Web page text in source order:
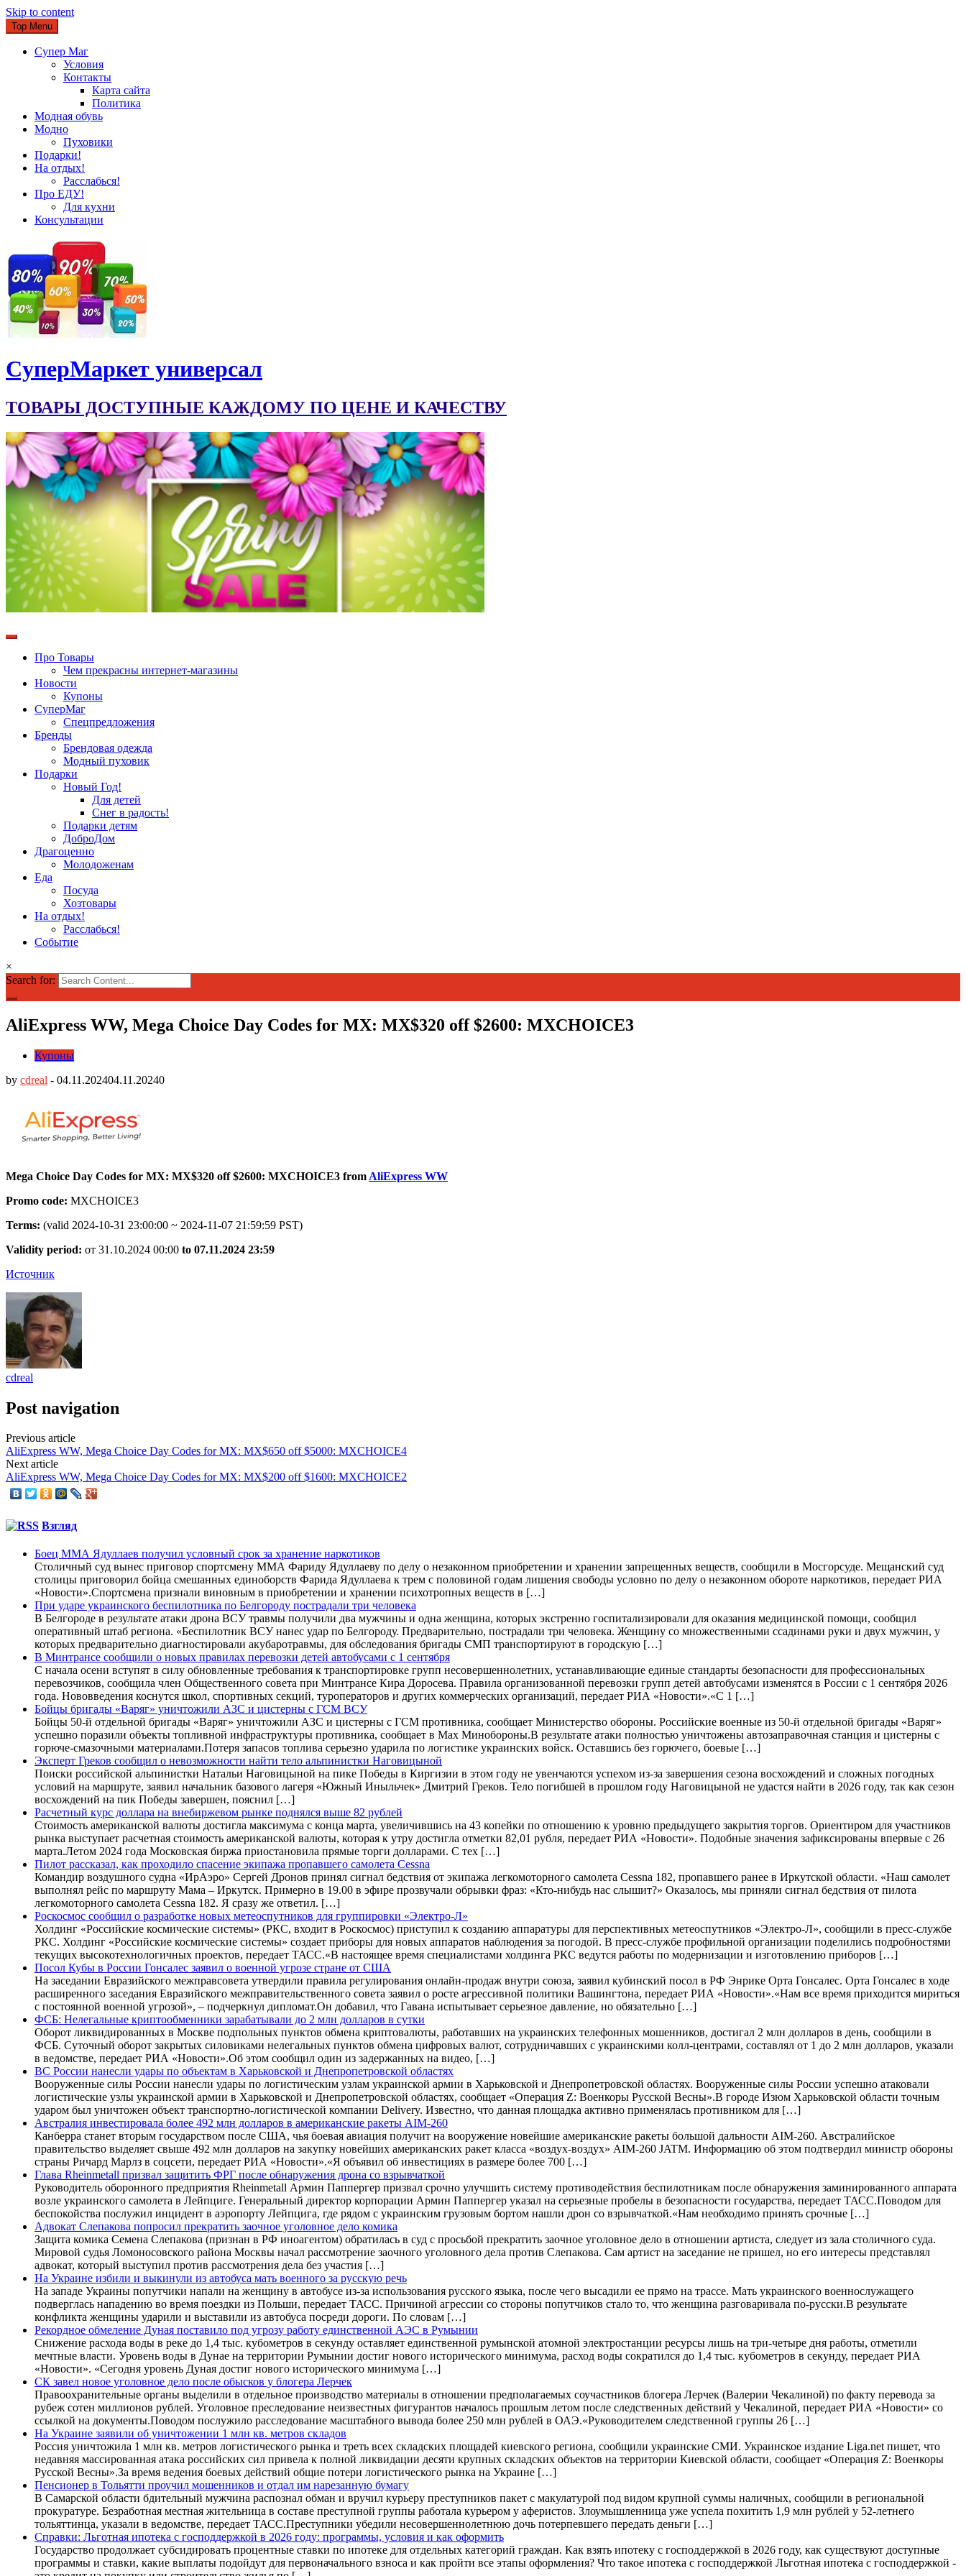
Skip to content
Top Menu
Супер Маг
Условия
Контакты
Карта сайта
Политика
Модная обувь
Модно
Пуховики
Подарки!
На отдых!
Расслабься!
Про ЕДУ!
Для кухни
Консультации
CуперМаркет универсал
ТОВАРЫ ДОСТУПНЫЕ КАЖДОМУ ПО ЦЕНЕ И КАЧЕСТВУ
Про Товары
Чем прекрасны интернет-магазины
Новости
Купоны
СуперМаг
Спецпредложения
Бренды
Брендовая одежда
Модный пуховик
Подарки
Новый Год!
Для детей
Снег в радость!
Подарки детям
ДоброДом
Драгоценно
Молодоженам
Еда
Посуда
Хозтовары
На отдых!
Расслабься!
Событие
×
Search for:
AliExpress WW, Mega Choice Day Codes for MX: MX$320 off $2600: MXCHOICE3
Купоны
by cdreal - 04.11.202404.11.20240
Mega Choice Day Codes for MX: MX$320 off $2600: MXCHOICE3 from AliExpress WW
Promo code: MXCHOICE3
Terms: (valid 2024-10-31 23:00:00 ~ 2024-11-07 21:59:59 PST)
Validity period: от 31.10.2024 00:00 to 07.11.2024 23:59
Источник
cdreal
Post navigation
Previous article
AliExpress WW, Mega Choice Day Codes for MX: MX$650 off $5000: MXCHOICE4
Next article
AliExpress WW, Mega Choice Day Codes for MX: MX$200 off $1600: MXCHOICE2
Взгляд
Боец ММА Ядуллаев получил условный срок за хранение наркотиков
Столичный суд вынес приговор спортсмену ММА Фариду Ядуллаеву по делу о незаконном приобретении и хранении запрещенных веществ, сообщили в Мосгорсуде. Мещанский суд
столицы приговорил бойца смешанных единоборств Фарида Ядуллаева к трем с половиной годам лишения свободы условно по делу о незаконном обороте наркотиков, передает РИА
«Новости».Спортсмена признали виновным в приобретении и хранении психотропных веществ в […]
При ударе украинского беспилотника по Белгороду пострадали три человека
В Белгороде в результате атаки дрона ВСУ травмы получили два мужчины и одна женщина, которых экстренно госпитализировали для оказания медицинской помощи, сообщил
оперативный штаб региона. «Беспилотник ВСУ нанес удар по Белгороду. Предварительно, пострадали три человека. Женщину со множественными ссадинами руки и двух мужчин, у
которых предварительно диагностировали акубаротравмы, для обследования бригады СМП транспортируют в городскую […]
В Минтрансе сообщили о новых правилах перевозки детей автобусами с 1 сентября
С начала осени вступят в силу обновленные требования к транспортировке групп несовершеннолетних, устанавливающие единые стандарты безопасности для профессиональных
перевозчиков, сообщила член Общественного совета при Минтрансе Кира Доросева. Правила организованной перевозки групп детей автобусами изменятся в России с 1 сентября 2026
года. Нововведения коснутся школ, спортивных секций, туроператоров и других коммерческих организаций, передает РИА «Новости».«С 1 […]
Бойцы бригады «Варяг» уничтожили АЗС и цистерны с ГСМ ВСУ
Бойцы 50-й отдельной бригады «Варяг» уничтожили АЗС и цистерны с ГСМ противника, сообщает Министерство обороны. Российские военные из 50-й отдельной бригады «Варяг»
успешно поразили объекты топливной инфраструктуры противника, сообщает в Max Минобороны.В результате атаки полностью уничтожены автозаправочная станция и цистерны с
горюче-смазочными материалами.Потеря запасов топлива серьезно ударила по логистике украинских войск. Оставшись без горючего, боевые […]
Эксперт Греков сообщил о невозможности найти тело альпинистки Наговицыной
Поиски российской альпинистки Натальи Наговицыной на пике Победы в Киргизии в этом году не увенчаются успехом из-за завершения сезона восхождений и сложных погодных
условий на маршруте, заявил начальник базового лагеря «Южный Иныльчек» Дмитрий Греков. Тело погибшей в прошлом году Наговицыной не удастся найти в 2026 году, так как сезон
восхождений на пик Победы завершен, пояснил […]
Расчетный курс доллара на внебиржевом рынке поднялся выше 82 рублей
Стоимость американской валюты достигла максимума с конца марта, увеличившись на 43 копейки по отношению к уровню предыдущего закрытия торгов. Ориентиром для участников
рынка выступает расчетная стоимость американской валюты, которая к утру достигла отметки 82,01 рубля, передает РИА «Новости». Подобные значения зафиксированы впервые с 26
марта.Летом 2024 года Московская биржа приостановила прямые торги долларами. С тех […]
Пилот рассказал, как проходило спасение экипажа пропавшего самолета Cessna
Командир воздушного судна «ИрАэро» Сергей Дронов принял сигнал бедствия от экипажа легкомоторного самолета Cessna 182, пропавшего ранее в Иркутской области. «Наш самолет
выполнял рейс по маршруту Мама – Иркутск. Примерно в 19.00 в эфире прозвучали обрывки фраз: «Кто-нибудь нас слышит?» Оказалось, мы приняли сигнал бедствия от пилота
легкомоторного самолета Cessna 182. Я сразу же ответил. […]
Роскосмос сообщил о разработке новых метеоспутников для группировки «Электро-Л»
Холдинг «Российские космические системы» (РКС, входит в Роскосмос) приступил к созданию аппаратуры для перспективных метеоспутников «Электро-Л», сообщили в пресс-службе
РКС. Холдинг «Российские космические системы» создает приборы для новых аппаратов наблюдения за погодой. В пресс-службе профильной организации поделились подробностями
текущих высокотехнологичных проектов, передает ТАСС.«В настоящее время специалистами холдинга РКС ведутся работы по модернизации и изготовлению приборов […]
Посол Кубы в России Гонсалес заявил о военной угрозе стране от США
На заседании Евразийского межправсовета утвердили правила регулирования онлайн-продаж внутри союза, заявил кубинский посол в РФ Энрике Орта Гонсалес. Орта Гонсалес в ходе
расширенного заседания Евразийского межправительственного совета заявил о росте агрессивной политики Вашингтона, передает РИА «Новости».«Нам все время приходится мириться
с постоянной военной угрозой», – подчеркнул дипломат.Он добавил, что Гавана испытывает серьезное давление, но обязательно […]
ФСБ: Нелегальные криптообменники зарабатывали до 2 млн долларов в сутки
Оборот ликвидированных в Москве подпольных пунктов обмена криптовалюты, работавших на украинских телефонных мошенников, достигал 2 млн долларов в день, сообщили в
ФСБ. Суточный оборот закрытых силовиками нелегальных пунктов обмена цифровых валют, сотрудничавших с украинскими колл-центрами, составлял от 1 до 2 млн долларов, указали
в ведомстве, передает РИА «Новости».Об этом сообщил один из задержанных на видео, […]
ВС России нанесли удары по объектам в Харьковской и Днепропетровской областях
Вооруженные силы России нанесли удары по логистическим узлам украинской армии в Харьковской и Днепропетровской областях. Вооруженные силы России успешно атаковали
логистические узлы украинской армии в Харьковской и Днепропетровской областях, сообщает «Операция Z: Военкоры Русской Весны».В городе Изюм Харьковской области точным
ударом был уничтожен объект транспортно-логистической компании Delivery. Известно, что данная площадка активно применялась противником для […]
Австралия инвестировала более 492 млн долларов в американские ракеты AIM-260
Канберра станет вторым государством после США, чья боевая авиация получит на вооружение новейшие американские ракеты большой дальности AIM-260. Австралийское
правительство выделяет свыше 492 млн долларов на закупку новейших американских ракет класса «воздух-воздух» AIM-260 JATM. Информацию об этом подтвердил министр обороны
страны Ричард Марлз в соцсети, передает РИА «Новости».«Я объявил об инвестициях в размере более 700 […]
Глава Rheinmetall призвал защитить ФРГ после обнаружения дрона со взрывчаткой
Руководитель оборонного предприятия Rheinmetall Армин Паппергер призвал срочно улучшить систему противодействия беспилотникам после обнаружения заминированного аппарата
возле украинского самолета в Лейпциге. Генеральный директор корпорации Армин Паппергер указал на серьезные пробелы в безопасности государства, передает ТАСС.Поводом для
беспокойства послужил инцидент в аэропорту Лейпцига, где рядом с украинским грузовым бортом нашли дрон со взрывчаткой.«Нам необходимо принять срочные […]
Адвокат Слепакова попросил прекратить заочное уголовное дело комика
Защита комика Семена Слепакова (признан в РФ иноагентом) обратилась в суд с просьбой прекратить заочное уголовное дело в отношении артиста, следует из зала столичного суда.
Мировой судья Ломоносовского района Москвы начал рассмотрение заочного уголовного дела против Слепакова. Сам артист на заседание не пришел, но его интересы представлял
адвокат, который выступил против рассмотрения дела без участия […]
На Украине избили и выкинули из автобуса мать военного за русскую речь
На западе Украины попутчики напали на женщину в автобусе из-за использования русского языка, после чего высадили ее прямо на трассе. Мать украинского военнослужащего
подверглась нападению во время поездки из Польши, передает ТАСС. Причиной агрессии со стороны попутчиков стало то, что женщина разговаривала по-русски.В результате
конфликта женщины ударили и выставили из автобуса посреди дороги. По словам […]
Рекордное обмеление Дуная поставило под угрозу работу единственной АЭС в Румынии
Снижение расхода воды в реке до 1,4 тыс. кубометров в секунду оставляет единственной румынской атомной электростанции ресурсы лишь на три-четыре дня работы, отметили
мечтные власти. Уровень воды в Дунае на территории Румынии достиг нового исторического минимума, расход воды сократился до 1,4 тыс. кубометров в секунду, передает РИА
«Новости». «Сегодня уровень Дуная достиг нового исторического минимума […]
СК завел новое уголовное дело после обысков у блогера Лерчек
Правоохранительные органы выделили в отдельное производство материалы в отношении предполагаемых соучастников блогера Лерчек (Валерии Чекалиной) по факту перевода за
рубеж сотен миллионов рублей. Уголовное преследование неизвестных фигурантов началось прошлым летом после следственных действий у Чекалиной, передает РИА «Новости» со
ссылкой на документы.Поводом послужило расследование масштабного вывода более 250 млн рублей в ОАЭ.«Руководителем следственной группы 26 […]
На Украине заявили об уничтожении 1 млн кв. метров складов
Россия уничтожила 1 млн кв. метров логистического рынка и треть всех складских площадей киевского региона, сообщили украинские СМИ. Украинское издание Liga.net пишет, что
недавняя массированная атака российских сил привела к полной ликвидации десяти крупных складских объектов на территории Киевской области, сообщает «Операция Z: Военкоры
Русской Весны».За время ведения боевых действий общие потери логистического рынка на Украине […]
Пенсионер в Тольятти проучил мошенников и отдал им нарезанную бумагу
В Самарской области бдительный мужчина распознал обман и вручил курьеру преступников пакет с макулатурой под видом крупной суммы наличных, сообщили в региональной
прокуратуре. Безработная местная жительница в составе преступной группы работала курьером у аферистов. Злоумышленница уже успела похитить 1,9 млн рублей у 52-летнего
тольяттинца, указали в ведомстве, передает ТАСС.Преступники убедили несовершеннолетнюю дочь потерпевшего передать деньги […]
Справки: Льготная ипотека с господдержкой в 2026 году: программы, условия и как оформить
Государство продолжает субсидировать процентные ставки по ипотеке для отдельных категорий граждан. Как взять ипотеку с господдержкой в 2026 году, как существуют доступные
программы и ставки, какие выплаты подойдут для первоначального взноса и как пройти все этапы оформления? Что такое ипотека с господдержкой Льготная ипотека с господдержкой -